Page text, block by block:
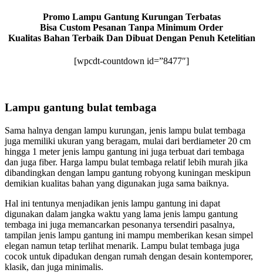
Promo Lampu Gantung Kurungan Terbatas
Bisa Custom Pesanan Tanpa Minimum Order
Kualitas Bahan Terbaik Dan Dibuat Dengan Penuh Ketelitian
[wpcdt-countdown id=”8477″]
Lampu gantung bulat tembaga
Sama halnya dengan lampu kurungan, jenis lampu bulat tembaga
juga memiliki ukuran yang beragam, mulai dari berdiameter 20 cm
hingga 1 meter jenis lampu gantung ini juga terbuat dari tembaga
dan juga fiber. Harga lampu bulat tembaga relatif lebih murah jika
dibandingkan dengan lampu gantung robyong kuningan meskipun
demikian kualitas bahan yang digunakan juga sama baiknya.
Hal ini tentunya menjadikan jenis lampu gantung ini dapat
digunakan dalam jangka waktu yang lama jenis lampu gantung
tembaga ini juga memancarkan pesonanya tersendiri pasalnya,
tampilan jenis lampu gantung ini mampu memberikan kesan simpel
elegan namun tetap terlihat menarik. Lampu bulat tembaga juga
cocok untuk dipadukan dengan rumah dengan desain kontemporer,
klasik, dan juga minimalis.